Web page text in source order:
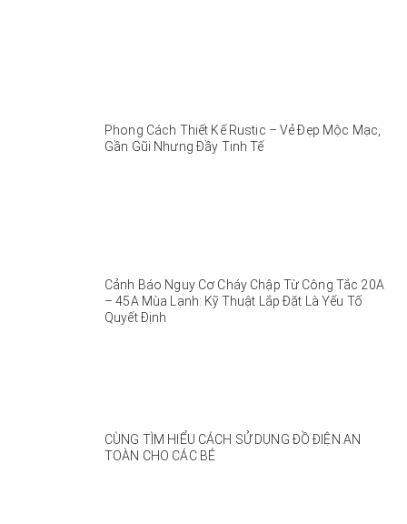
Phong Cách Thiết Kế Rustic – Vẻ Đẹp Mộc Mạc,
Gần Gũi Nhưng Đầy Tinh Tế
Cảnh Báo Nguy Cơ Cháy Chập Từ Công Tắc 20A
– 45A Mùa Lạnh: Kỹ Thuật Lắp Đặt Là Yếu Tố
Quyết Định
CÙNG TÌM HIỂU CÁCH SỬ DỤNG ĐỒ ĐIỆN AN
TOÀN CHO CÁC BÉ